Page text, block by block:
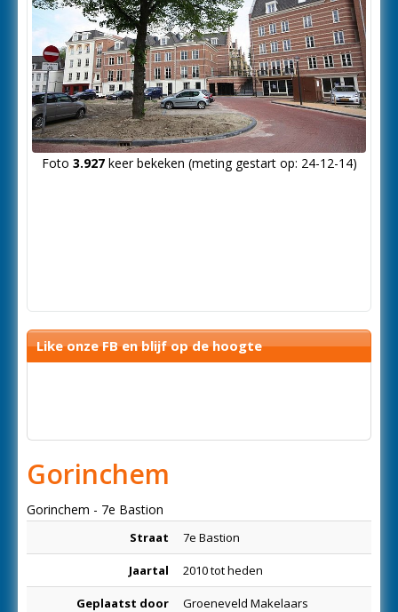
Foto 3.927keer bekeken (meting gestart op: 24-12-14)
Like onze FB en blijf op de hoogte
Gorinchem
Gorinchem - 7e Bastion
Straat 7e Bastion
Jaartal 2010 tot heden
Geplaatst door
Groeneveld Makelaars